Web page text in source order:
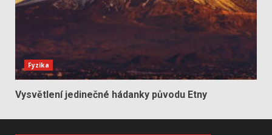
Fyzika
Vysvětlení jedinečné hádanky původu Etny